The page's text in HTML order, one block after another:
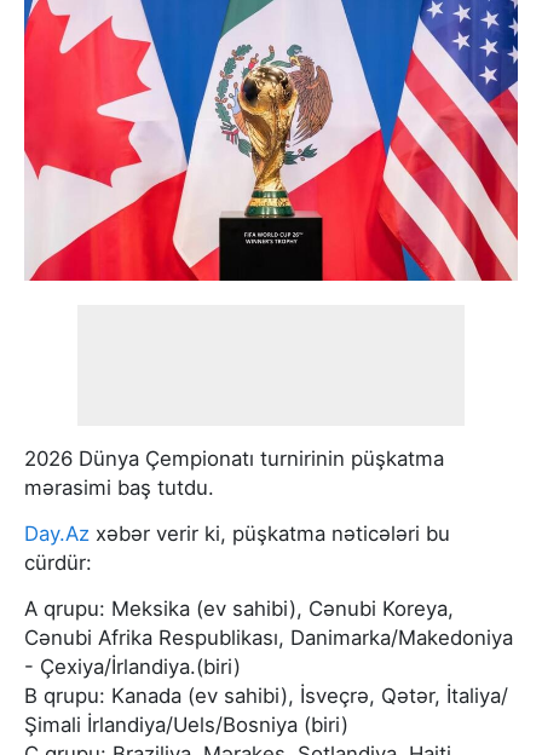
2026 Dünya Çempionatı turnirinin püşkatma
mərasimi baş tutdu.
Day.Az xəbər verir ki, püşkatma nəticələri bu
cürdür:
A qrupu: Meksika (ev sahibi), Cənubi Koreya,
Cənubi Afrika Respublikası, Danimarka/Makedoniya
- Çexiya/İrlandiya.(biri)
B qrupu: Kanada (ev sahibi), İsveçrə, Qətər, İtaliya/
Şimali İrlandiya/Uels/Bosniya (biri)